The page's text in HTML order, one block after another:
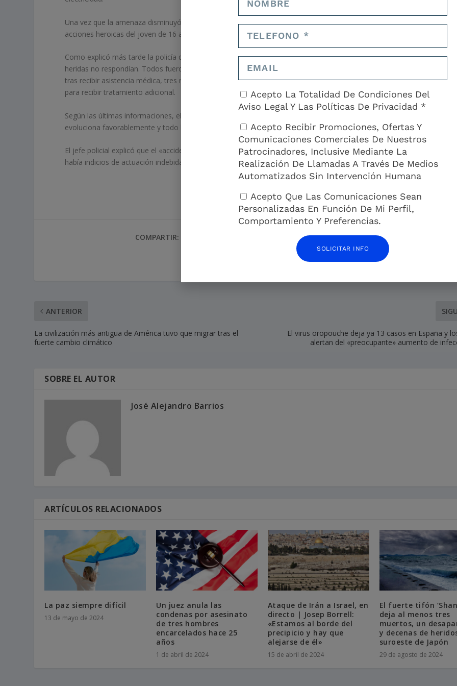
Una vez que la amenaza disminuyó, su hijo de 16 años, sacó a todas las víctimas de la piscina. «Si no fuera por las
acciones heroicas del joven de 16 años involucrado, las cosas podrían haber sido muy diferentes», dijo el oficial Yike.
Como explicó más tarde la policía de Long Island, cuando el personal de emergencia llegó al lugar, las dos personas
heridas no respondían. Todos fueron trasladados al hospital en estado grave pero estable. Según explica el Ministerio,
tras recibir asistencia médica, tres nadadores, entre ellos dos menores de edad, acudieron a distintos centros
para recibir tratamiento adicional.
Según las últimas informaciones, el joven bañista aún no identificado sigue hospitalizado, aunque la situación
evoluciona favorablemente y todo hace pensar que sobrevivirá.
El jefe policial explicó que el «accidente» fue «lamentable» pero «afortunadamente todo estuvo bien» y explicó que no
había indicios de actuación indebida relacionada con el incidente.
COMPARTIR:
ANTERIOR
La civilización más antigua de América tuvo que migrar tras el
fuerte cambio climático
El virus oropouche deja ya 13 casos en España y
alertan del «preocupante» aumento de
SOBRE EL AUTOR
José Alejandro Barrios
ARTÍCULOS RELACIONADOS
La paz siempre difícil
13 de mayo de 2024
Un juez anula las
condenas por asesinato
de tres hombres
encarcelados hace 25
años
1 de abril de 2024
Ataque de Irán a Israel, en
directo | Josep Borrell:
«Estamos al borde del
precipicio y hay que
alejarse de él»
15 de abril de 2024
El fuerte tifón
deja al menos tres
muertos, un
y decenas de
suroeste de Japón
29 de agosto de 2024
Acepto La Totalidad De Condiciones Del
Aviso Legal Y Las Políticas De Privacidad *
Acepto Recibir Promociones, Ofertas Y
Comunicaciones Comerciales De Nuestros
Patrocinadores, Inclusive Mediante La
Realización De Llamadas A Través De Medios
Automatizados Sin Intervención Humana
Acepto Que Las Comunicaciones Sean
Personalizadas En Función De Mi Perfil,
Comportamiento Y Preferencias.
SOLICITAR INFO